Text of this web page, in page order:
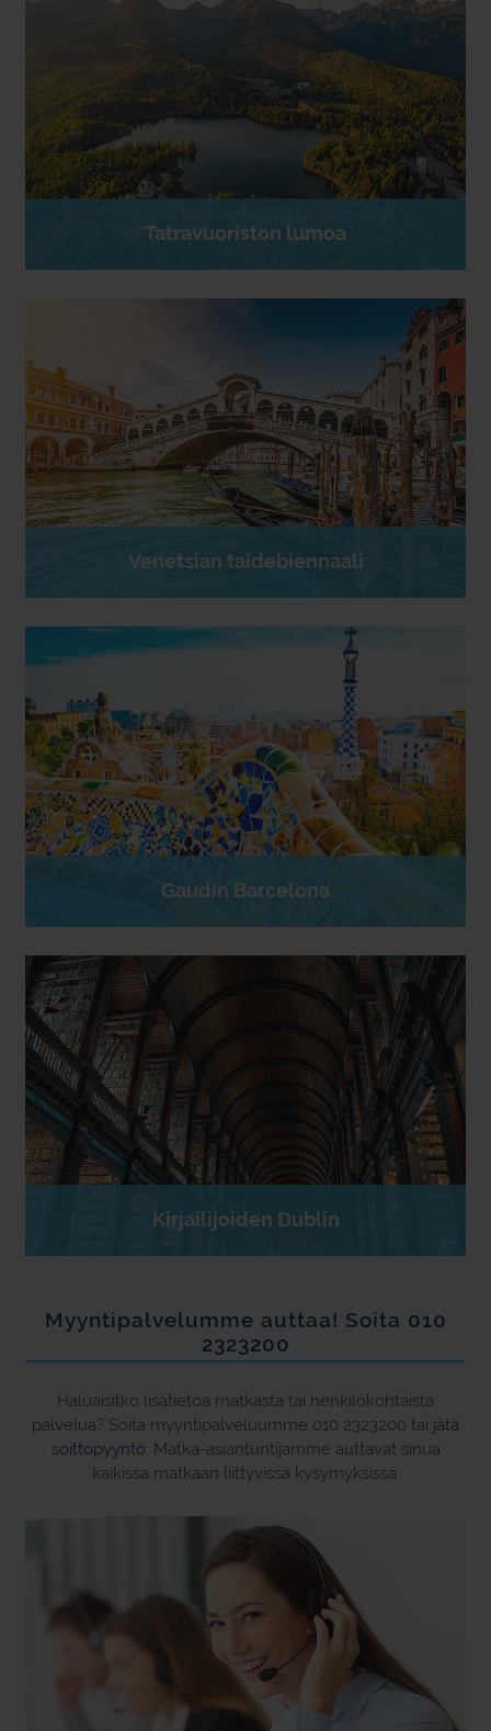
Tatravuoriston lumoa
Venetsian taidebiennaali
Gaudín Barcelona
Kirjailijoiden Dublin
Myyntipalvelumme auttaa! Soita 010
2323200
Haluaisitko lisätietoa matkasta tai henkilökohtaista
palvelua? Soita myyntipalveluumme 010 2323200 tai jätä
soittopyyntö. Matka-asiantuntijamme auttavat sinua
kaikissa matkaan liittyvissä kysymyksissä.